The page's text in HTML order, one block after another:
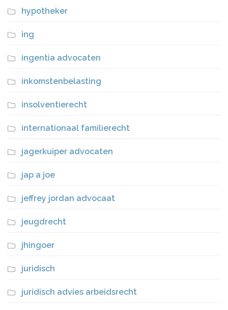
hypotheker
ing
ingentia advocaten
inkomstenbelasting
insolventierecht
internationaal familierecht
jagerkuiper advocaten
jap a joe
jeffrey jordan advocaat
jeugdrecht
jhingoer
juridisch
juridisch advies arbeidsrecht